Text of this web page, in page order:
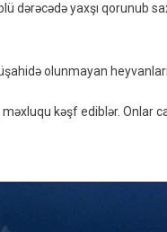
Batmış
Heyvan
Tapıblar
dərəcədə yaxşı qorunub
olunmayan
kəşf ediblər. Onlar